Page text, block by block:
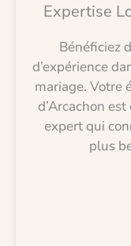
Expertise
Bénéficiez
d’expérience
mariage. Votre
d’Arcachon
expert qui
plus